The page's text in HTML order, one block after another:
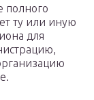
полного
ту или иную
для